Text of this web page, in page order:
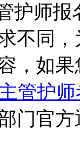
护师
不同
， 如果
主管护
门官方